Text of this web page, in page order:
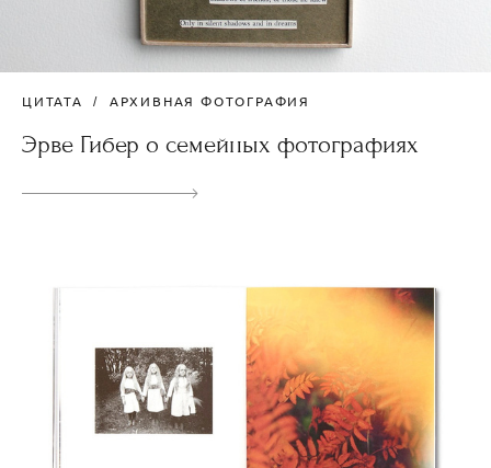
ЦИТАТА АРХИВНАЯ ФОТОГРАФИЯ
Эрве Гибер о семейных фотографиях